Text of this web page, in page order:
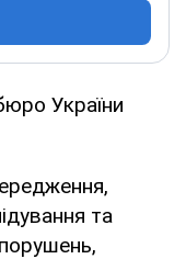
України
та